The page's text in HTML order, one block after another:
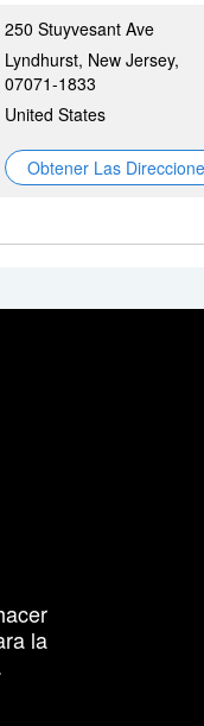
250 Stuyvesant Ave
Lyndhurst, New Jersey,
07071-1833
United States
Obtener Las
la